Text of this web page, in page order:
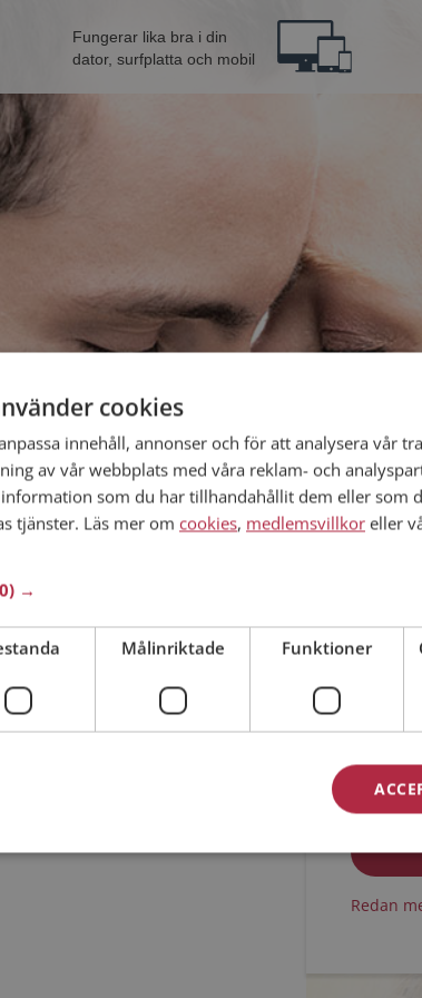
Fungerar lika bra i din
dator, surfplatta och mobil
Bli
Jag är en:
Redan
cookies
innehåll, annonser och för att analysera vår
av vår webbplats med våra reklam- och
som du har tillhandahållit dem eller som
tjänster. Läs mer om cookies, medlemsvillkor eller
→
Målinriktade Funktioner